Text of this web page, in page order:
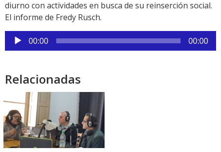
diurno con actividades en busca de su reinserción social.
El informe de Fredy Rusch.
Reproductor
de
00:00 00:00
Relacionadas